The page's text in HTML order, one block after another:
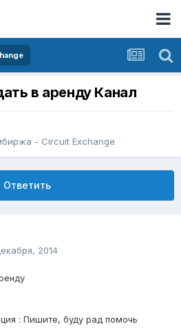
в аренду Канал
- Circuit Exchange
Ответить
2014
: Пишите, буду рад помочь